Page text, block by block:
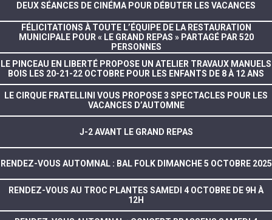
DEUX SÉANCES DE CINÉMA POUR DÉBUTER LES VACANCES
FÉLICITATIONS À TOUTE L’ÉQUIPE DE LA RESTAURATION
MUNICIPALE POUR « LE GRAND REPAS » PARTAGÉ PAR 520
PERSONNES
LE PINCEAU EN LIBERTÉ PROPOSE UN ATELIER TRAVAUX MANUELS
BOIS LES 20-21-22 OCTOBRE POUR LES ENFANTS DE 8 À 12 ANS
LE CIRQUE FRATELLINI VOUS PROPOSE 3 SPECTACLES POUR LES
VACANCES D’AUTOMNE
J-2 AVANT LE GRAND REPAS
RENDEZ-VOUS AUTOMNAL : BAL FOLK DIMANCHE 5 OCTOBRE 2025
RENDEZ-VOUS AU TROC PLANTES SAMEDI 4 OCTOBRE DE 9H À
12H